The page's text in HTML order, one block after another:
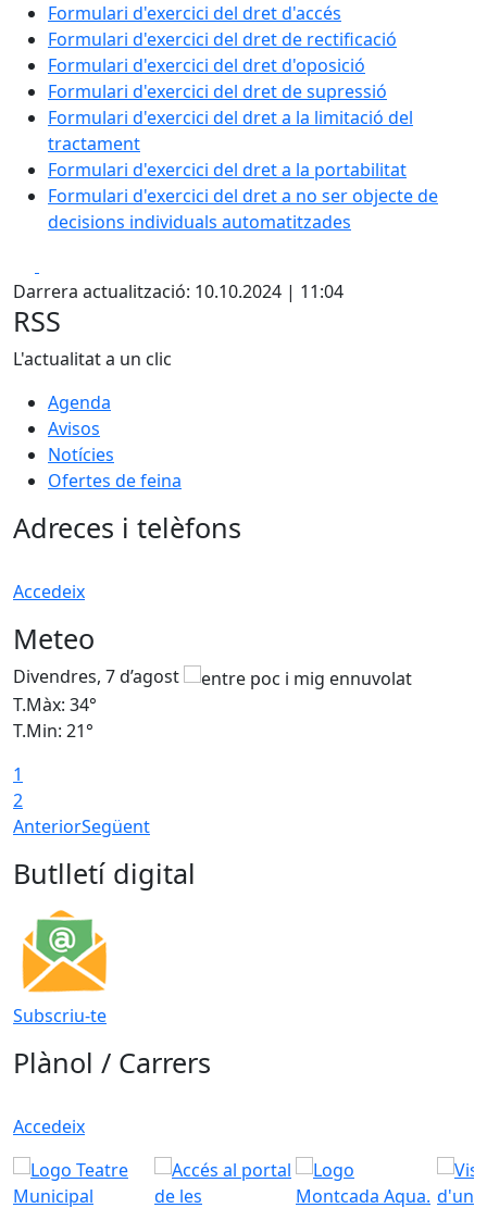
Formulari d'exercici del dret d'accés
Formulari d'exercici del dret de rectificació
Formulari d'exercici del dret d'oposició
Formulari d'exercici del dret de supressió
Formulari d'exercici del dret a la limitació del
tractament
Formulari d'exercici del dret a la portabilitat
Formulari d'exercici del dret a no ser objecte de
decisions individuals automatitzades
Darrera actualització: 10.10.2024 | 11:04
RSS
L'actualitat a un clic
Agenda
Avisos
Notícies
Ofertes de feina
Adreces i telèfons
Accedeix
Meteo
Divendres, 7 d’agost
T.Màx: 34°
T.Min: 21°
1
2
AnteriorSegüent
Butlletí digital
Subscriu-te
Plànol / Carrers
Accedeix